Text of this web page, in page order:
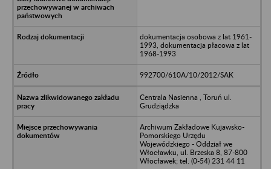
dokumentacja osobowa z lat 1961-
1993, dokumentacja płacowa z lat
1968-1993
992700/610A/10/2012/SAK
Centrala Nasienna , Toruń ul.
Grudziądzka
Archiwum Zakładowe Kujawsko-
Pomorskiego Urzędu
Wojewódzkiego - Oddział we
Włocławku, ul. Brzeska 8, 87-800
Włocławek; tel. (0-54) 231 44 11